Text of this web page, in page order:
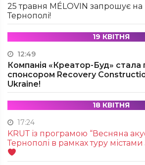
25 травня MÉLOVIN запрошує
Тернополі!
19 КВІТНЯ
12:49
Компанія «Креатор-Буд» стала
спонсором Recovery
Ukraine!
18 КВІТНЯ
17:24
KRUТ із програмою “Весняна
Тернополі в рамках туру